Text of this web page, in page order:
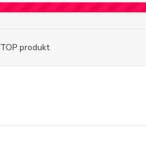
TOP produkt